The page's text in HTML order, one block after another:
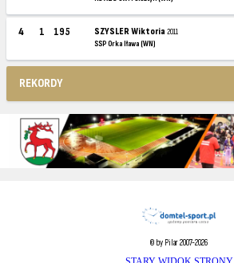
4 1 195 SZYSLER Wiktoria2011
SSP Orka Iława (WN)
REKORDY
© by Pilar 2007-2026